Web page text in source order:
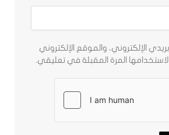
الإلكتروني، والموقع الإلكتروني
المرة المقبلة في تعليقي.